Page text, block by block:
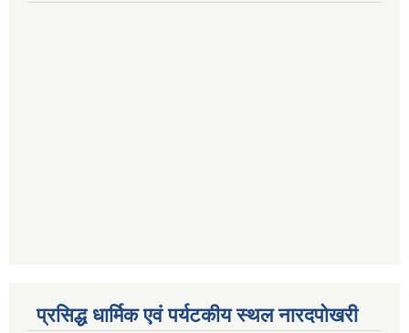
प्रसिद्ध धार्मिक एवं पर्यटकीय स्थल नारदपोखरी